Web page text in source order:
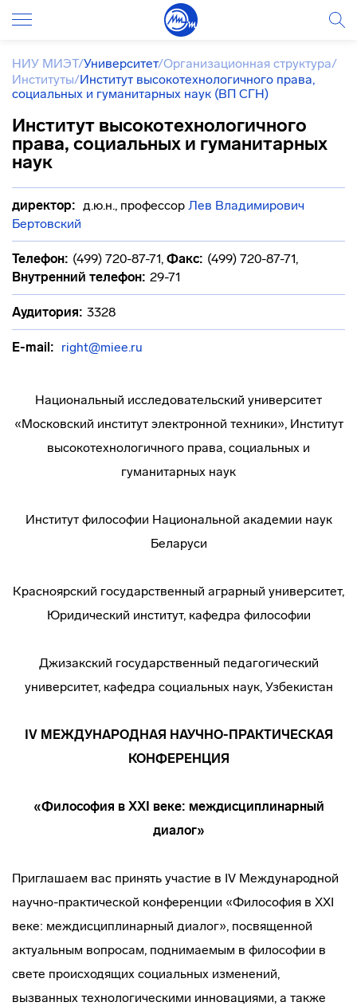
НИУ МИЭТ/Университет/Организационная структура/
Институты/Институт высокотехнологичного права,
социальных и гуманитарных наук (ВП СГН)
Институт высокотехнологичного
права, социальных и гуманитарных
наук
директор: д.ю.н., профессор Лев Владимирович
Бертовский
Телефон: (499) 720-87-71, Факс: (499) 720-87-71,
Внутренний телефон: 29-71
Аудитория: 3328
E-mail: right@miee.ru
Национальный исследовательский университет
«Московский институт электронной техники», Институт
высокотехнологичного права, социальных и
гуманитарных наук
Институт философии Национальной академии наук
Беларуси
Красноярский государственный аграрный университет,
Юридический институт, кафедра философии
Джизакский государственный педагогический
университет, кафедра социальных наук, Узбекистан
IV МЕЖДУНАРОДНАЯ НАУЧНО-ПРАКТИЧЕСКАЯ
КОНФЕРЕНЦИЯ
«Философия в XXI веке: междисциплинарный
диалог»
Приглашаем вас принять участие в IV Международной
научно-практической конференции «Философия в XXI
веке: междисциплинарный диалог», посвященной
актуальным вопросам, поднимаемым в философии в
свете происходящих социальных изменений,
вызванных технологическими инновациями, а также